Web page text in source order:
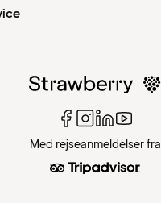
Med rejseanmeldelser fra